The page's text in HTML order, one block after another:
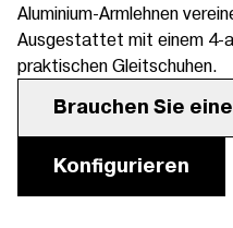
Aluminium-Armlehnen
Ausgestattet mit einem 4-
praktischen Gleitschuhen.
Brauchen Sie
Konfigurieren